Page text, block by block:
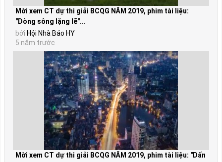
Mời xem CT dự thi giải BCQG NĂM 2019, phim tài liệu:
"Dòng sông lặng lẽ"...
bởi Hội Nhà Báo HY
5 năm trước
Mời xem CT dự thi giải BCQG NĂM 2019, phim tài liệu: "Dấn